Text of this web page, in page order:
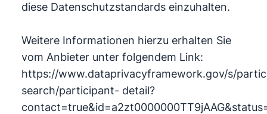
diese Datenschutzstandards einzuhalten.
Weitere Informationen hierzu erhalten Sie
vom Anbieter unter folgendem Link:
https://www.dataprivacyframework.gov/s/
search/participant- detail?